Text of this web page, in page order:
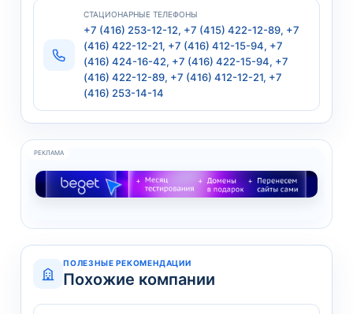
СТАЦИОНАРНЫЕ ТЕЛЕФОНЫ
+7 (416) 253-12-12, +7 (415) 422-12-89, +7
(416) 422-12-21, +7 (416) 412-15-94, +7
(416) 424-16-42, +7 (416) 422-15-94, +7
(416) 422-12-89, +7 (416) 412-12-21, +7
(416) 253-14-14
РЕКЛАМА
ПОЛЕЗНЫЕ РЕКОМЕНДАЦИИ
Похожие компании